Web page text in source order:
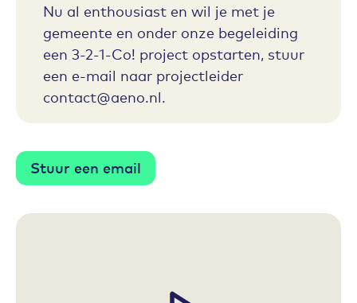
Nu al enthousiast en wil je met je
gemeente en onder onze begeleiding
een 3-2-1-Co! project opstarten, stuur
een e-mail naar projectleider
contact@aeno.nl.
Stuur een email